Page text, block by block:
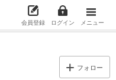
会員登録 ログイン メニュー
フォロー